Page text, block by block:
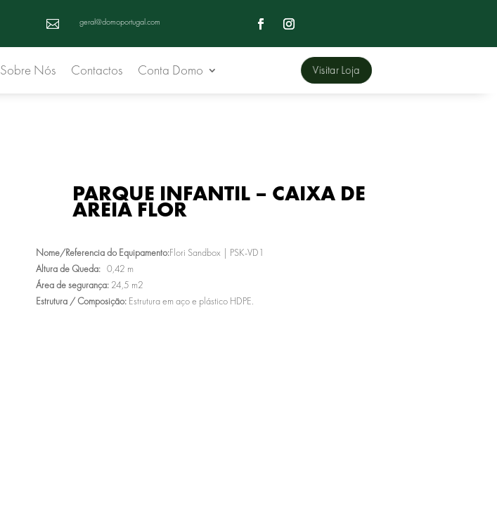
 geral@domoportugal.com
Sobre Nós Contactos Conta Domo Visitar Loja
PARQUE INFANTIL – CAIXA DE
AREIA FLOR
Nome/Referencia do Equipamento:Flori Sandbox
| PSK-VD1
Altura de Queda: 0,42 m
Área de segurança: 24,5 m2
Estrutura / Composição: Estrutura em aço e plástico HDPE.